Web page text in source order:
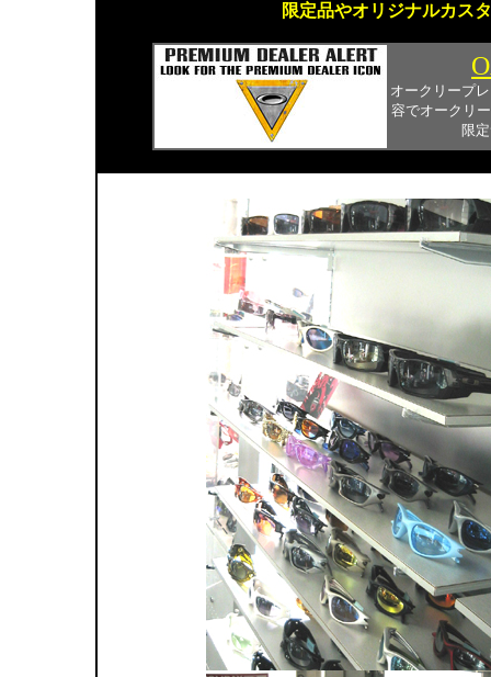
限定品やオリジナルカス
オークリープ
容でオークリ
限